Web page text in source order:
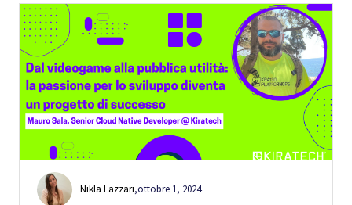
Nikla Lazzari,ottobre 1, 2024